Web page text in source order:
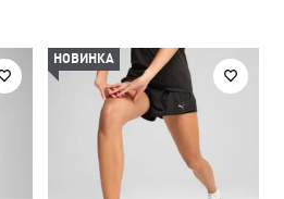
НОВИНКА